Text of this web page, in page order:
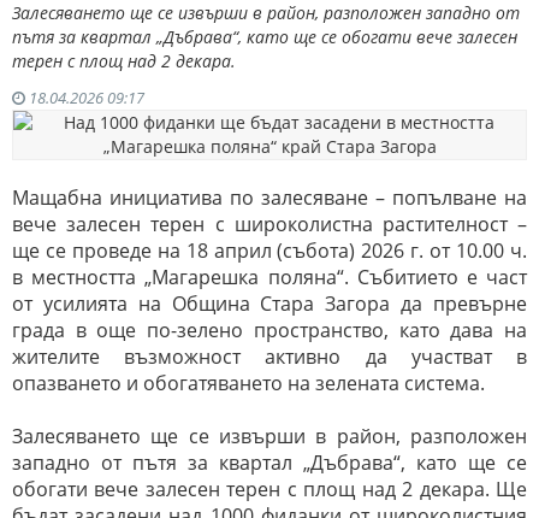
Залесяването ще се извърши в район, разположен западно от
пътя за квартал „Дъбрава“, като ще се обогати вече залесен
терен с площ над 2 декара.
18.04.2026 09:17
Мащабна инициатива по залесяване – попълване на
вече залесен терен с широколистна растителност –
ще се проведе на 18 април (събота) 2026 г. от 10.00 ч.
в местността „Магарешка поляна“. Събитието е част
от усилията на Община Стара Загора да превърне
града в още по-зелено пространство, като дава на
жителите възможност активно да участват в
опазването и обогатяването на зелената система.
Залесяването ще се извърши в район, разположен
западно от пътя за квартал „Дъбрава“, като ще се
обогати вече залесен терен с площ над 2 декара. Ще